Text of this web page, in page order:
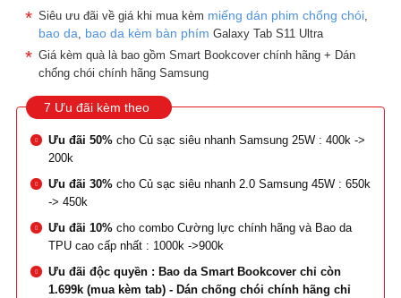
Siêu ưu đãi về giá khi mua kèm miếng dán phim chống chói,
bao da, bao da kèm bàn phím Galaxy Tab S11 Ultra
Giá kèm quà là bao gồm Smart Bookcover chính hãng + Dán
chống chói chính hãng Samsung
7 Ưu đãi kèm theo
Ưu đãi 50% cho Củ sạc siêu nhanh Samsung 25W : 400k ->
200k
Ưu đãi 30% cho Củ sạc siêu nhanh 2.0 Samsung 45W : 650k
-> 450k
Ưu đãi 10% cho combo Cường lực chính hãng và Bao da
TPU cao cấp nhất : 1000k ->900k
Ưu đãi độc quyền : Bao da Smart Bookcover chỉ còn
1.699k (mua kèm tab) - Dán chống chói chính hãng chỉ